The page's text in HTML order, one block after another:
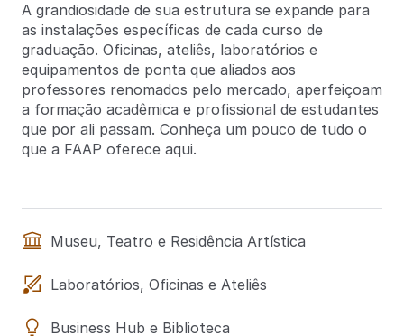
A grandiosidade de sua estrutura se expande para
as instalações específicas de cada curso de
graduação. Oficinas, ateliês, laboratórios e
equipamentos de ponta que aliados aos
professores renomados pelo mercado, aperfeiçoam
a formação acadêmica e profissional de estudantes
que por ali passam. Conheça um pouco de tudo o
que a FAAP oferece aqui.
Museu, Teatro e Residência Artística
Laboratórios, Oficinas e Ateliês
Business Hub e Biblioteca